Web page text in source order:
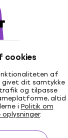
cookies
af
givet dit samtykke
og tilpasse
altid
i Politik om
.